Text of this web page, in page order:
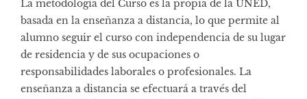
La metodología del Curso es la propia de la UNED,
basada en la enseñanza a distancia, lo que permite al
alumno seguir el curso con independencia de su lugar
de residencia y de sus ocupaciones o
responsabilidades laborales o profesionales. La
enseñanza a distancia se efectuará a través del